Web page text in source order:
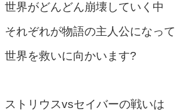
世界がどんどん崩壊していく中
それぞれが物語の主人公になって
世界を救いに向かいます?
ストリウスvsセイバーの戦いは